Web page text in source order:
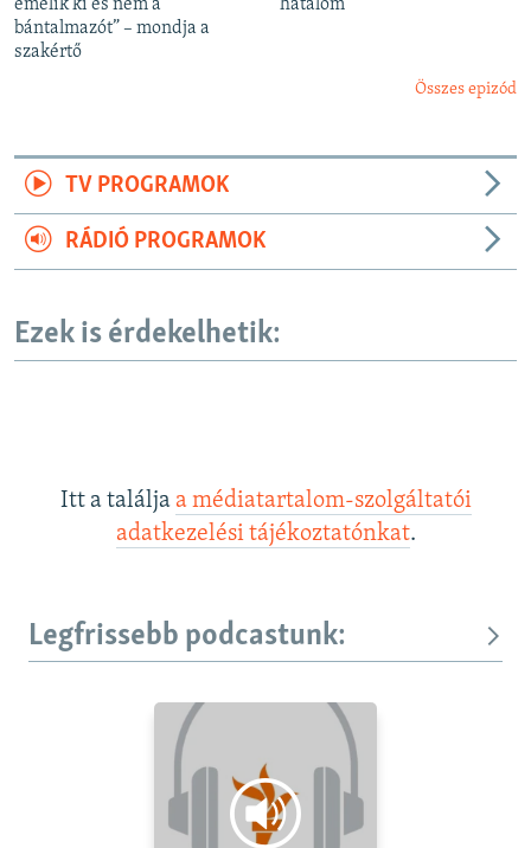
emelik ki és nem a
bántalmazót” – mondja a
szakértő
hatalom
Összes epizód
TV PROGRAMOK
RÁDIÓ PROGRAMOK
Ezek is érdekelhetik:
Itt a találja a médiatartalom-szolgáltatói
adatkezelési tájékoztatónkat.
Legfrissebb podcastunk: